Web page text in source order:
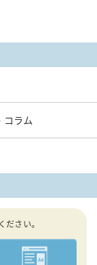
コラム
さい。